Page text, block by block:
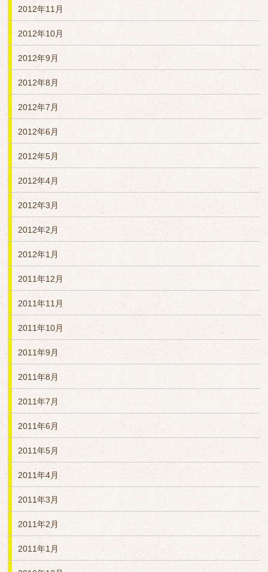
2012年11月
2012年10月
2012年9月
2012年8月
2012年7月
2012年6月
2012年5月
2012年4月
2012年3月
2012年2月
2012年1月
2011年12月
2011年11月
2011年10月
2011年9月
2011年8月
2011年7月
2011年6月
2011年5月
2011年4月
2011年3月
2011年2月
2011年1月